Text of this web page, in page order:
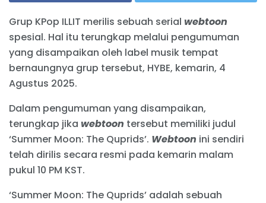
Grup KPop ILLIT merilis sebuah serial webtoon
spesial. Hal itu terungkap melalui pengumuman
yang disampaikan oleh label musik tempat
bernaungnya grup tersebut, HYBE, kemarin, 4
Agustus 2025.
Dalam pengumuman yang disampaikan,
terungkap jika webtoon tersebut memiliki judul
‘Summer Moon: The Quprids’. Webtoon ini sendiri
telah dirilis secara resmi pada kemarin malam
pukul 10 PM KST.
‘Summer Moon: The Quprids’ adalah sebuah